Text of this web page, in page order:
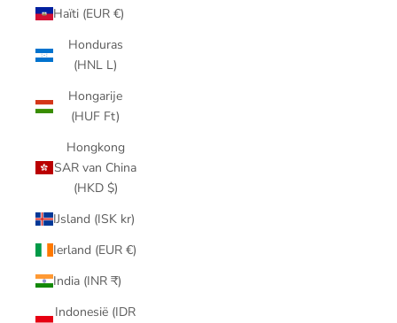
Haïti (EUR €)
Honduras
(HNL L)
Hongarije
(HUF Ft)
Hongkong
SAR van China
(HKD $)
IJsland (ISK kr)
Ierland (EUR €)
India (INR ₹)
Indonesië (IDR